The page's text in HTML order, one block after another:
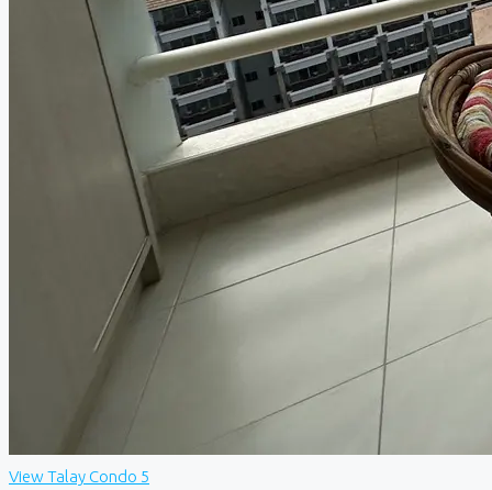
View Talay Condo 5